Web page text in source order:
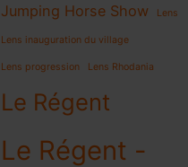
Jumping Horse Show Lens
Lens inauguration du village
Lens progression Lens Rhodania
Le Régent
Le Régent -